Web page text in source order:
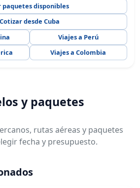
paquetes disponibles
Cotizar desde Cuba
Viajes a Perú
Viajes a Colombia
y paquetes
rutas aéreas y paquetes
fecha y presupuesto.